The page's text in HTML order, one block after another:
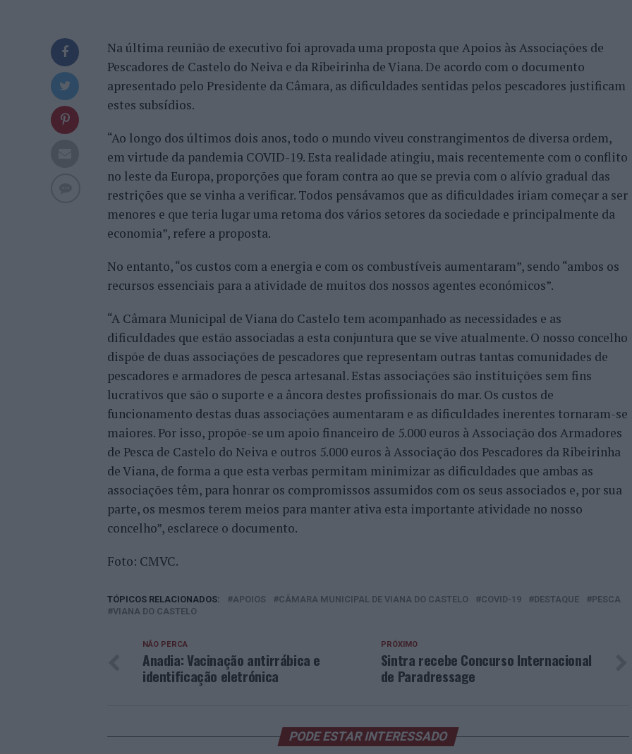
Na última reunião de executivo foi aprovada uma proposta que Apoios às Associações de
Pescadores de Castelo do Neiva e da Ribeirinha de Viana. De acordo com o documento
apresentado pelo Presidente da Câmara, as dificuldades sentidas pelos pescadores justificam
estes subsídios.
“Ao longo dos últimos dois anos, todo o mundo viveu constrangimentos de diversa ordem,
em virtude da pandemia COVID-19. Esta realidade atingiu, mais recentemente com o conflito
no leste da Europa, proporções que foram contra ao que se previa com o alívio gradual das
restrições que se vinha a verificar. Todos pensávamos que as dificuldades iriam começar a ser
menores e que teria lugar uma retoma dos vários setores da sociedade e principalmente da
economia”, refere a proposta.
No entanto, “os custos com a energia e com os combustíveis aumentaram”, sendo “ambos os
recursos essenciais para a atividade de muitos dos nossos agentes económicos”.
“A Câmara Municipal de Viana do Castelo tem acompanhado as necessidades e as
dificuldades que estão associadas a esta conjuntura que se vive atualmente. O nosso concelho
dispõe de duas associações de pescadores que representam outras tantas comunidades de
pescadores e armadores de pesca artesanal. Estas associações são instituições sem fins
lucrativos que são o suporte e a âncora destes profissionais do mar. Os custos de
funcionamento destas duas associações aumentaram e as dificuldades inerentes tornaram-se
maiores. Por isso, propõe-se um apoio financeiro de 5.000 euros à Associação dos Armadores
de Pesca de Castelo do Neiva e outros 5.000 euros à Associação dos Pescadores da Ribeirinha
de Viana, de forma a que esta verbas permitam minimizar as dificuldades que ambas as
associações têm, para honrar os compromissos assumidos com os seus associados e, por sua
parte, os mesmos terem meios para manter ativa esta importante atividade no nosso
concelho”, esclarece o documento.
Foto: CMVC.
TÓPICOS RELACIONADOS: APOIOS CÂMARA MUNICIPAL DE VIANA DO CASTELO COVID-19 DESTAQUE
PESCA
VIANA DO CASTELO
PRÓXIMO
Sintra recebe Concurso Internacional
de Paradressage
NÃO PERCA
Anadia: Vacinação antirrábica e
identificação eletrónica
PODE ESTAR INTERESSADO